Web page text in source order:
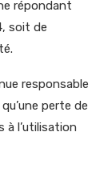
répondant
soit de
responsable
perte de
à l’utilisation